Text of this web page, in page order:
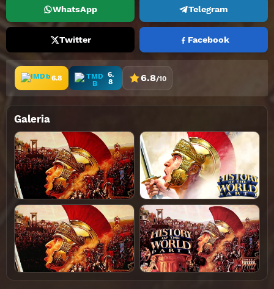
WhatsApp Telegram
Twitter Facebook
6.8
6.
8
6.8/10
Galeria